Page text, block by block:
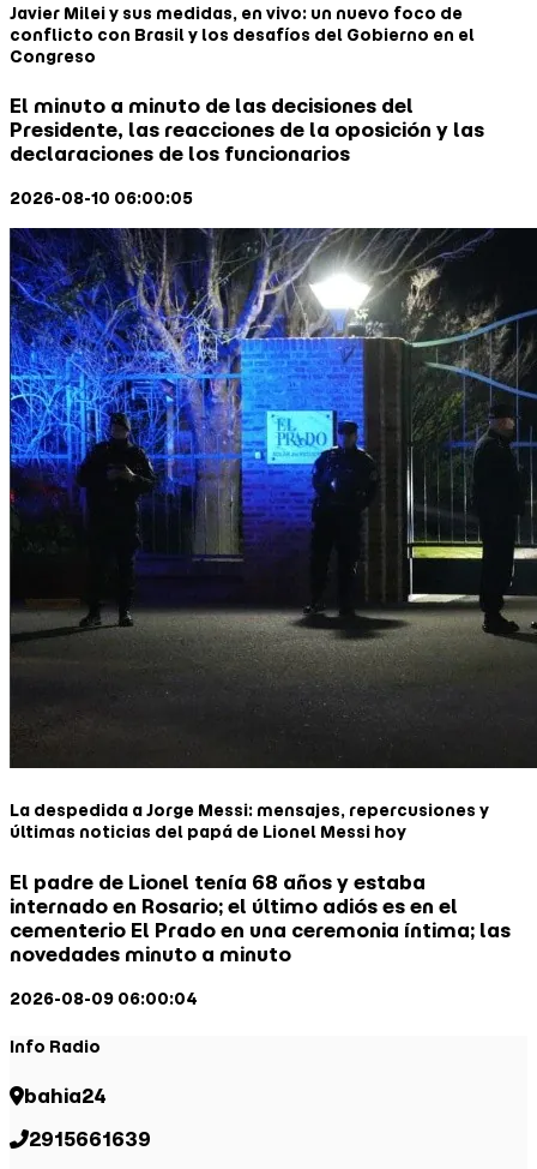
Javier Milei y sus medidas, en vivo: un nuevo foco de
conflicto con Brasil y los desafíos del Gobierno en el
Congreso
El minuto a minuto de las decisiones del
Presidente, las reacciones de la oposición y las
declaraciones de los funcionarios
2026-08-10 06:00:05
La despedida a Jorge Messi: mensajes, repercusiones y
últimas noticias del papá de Lionel Messi hoy
El padre de Lionel tenía 68 años y estaba
internado en Rosario; el último adiós es en el
cementerio El Prado en una ceremonia íntima; las
novedades minuto a minuto
2026-08-09 06:00:04
Info Radio
bahia24
2915661639